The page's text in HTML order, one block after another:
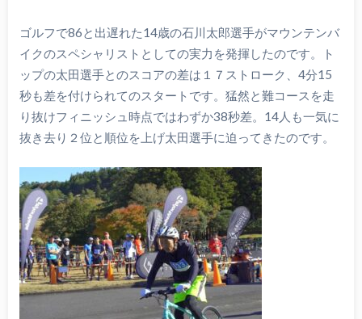
ゴルフで86と出遅れた14歳の石川太郎選手がマウンテンバ
イクのスペシャリストとしての実力を発揮したのです。ト
ップの太田選手とのスコアの差は１７ストローク、4分15
秒も差を付けられてのスタートです。猛然と難コースを走
り抜けフィニッシュ時点ではわずか38秒差。14人も一気に
抜き去り２位と順位を上げ太田選手に迫ってきたのです。